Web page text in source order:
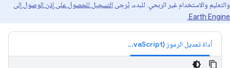
والتعليم والاستخدام غير الربحي. للبدء، يُرجى التسجيل للحصول على إذن الوصول إلى
Earth Engine.
أداة تعديل الرموز (JavaScript)